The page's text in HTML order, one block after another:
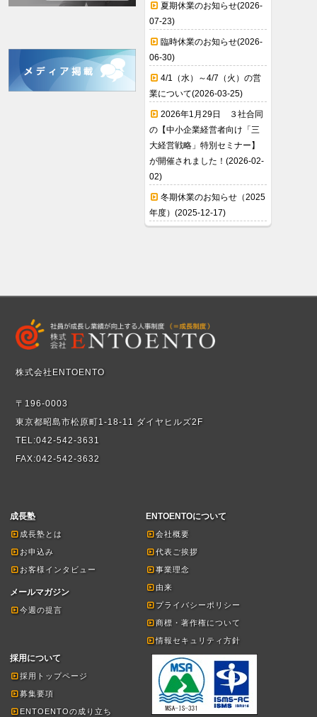
夏期休業のお知らせ(2026-
07-23)
臨時休業のお知らせ(2026-
06-30)
4/1（水）～4/7（火）の営
業について(2026-03-25)
2026年1月29日 ３社合同
の【中小企業経営者向け「三
大経営戦略」特別セミナー】
が開催されました！(2026-02-
02)
冬期休業のお知らせ（2025
年度）(2025-12-17)
株式会社ENTOENTO
〒196-0003
東京都昭島市松原町1-18-11 ダイヤヒルズ2F
TEL:042-542-3631
FAX:042-542-3632
成長塾
成長塾とは
お申込み
お客様インタビュー
メールマガジン
今週の提言
ENTOENTOについて
会社概要
代表ご挨拶
事業理念
由来
プライバシーポリシー
商標・著作権について
情報セキュリティ方針
採用について
採用トップページ
募集要項
ENTOENTOの成り立ち